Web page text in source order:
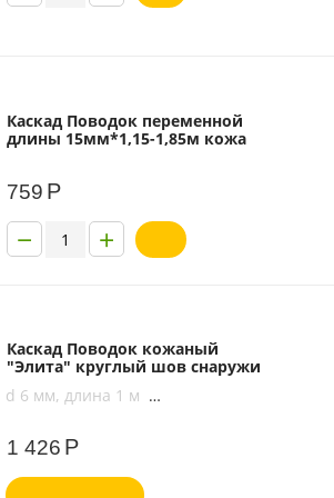
Каскад Поводок переменной
длины 15мм*1,15-1,85м кожа
759 Р
+
−
Каскад Поводок кожаный
"Элита" круглый шов снаружи
d 6 мм, длина 1 м
d 10 мм, длина 1 м
1 426 Р